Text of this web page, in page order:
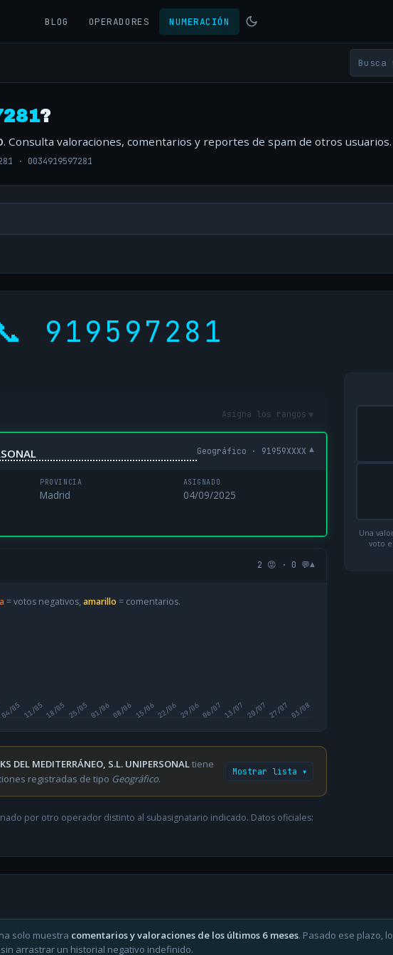
BLOG OPERADORES NUMERACIÓN
?
. Consulta valoraciones, comentarios y reportes de spam de otros usuarios.
· 0034919597281
919597281
Asigna los rangos ▾
Geográfico · 91959XXXX ▾
PROVINCIA
Madrid
ASIGNADO
04/09/2025
2 😡 · 0 💬▾
= votos negativos, amarillo = comentarios.
04/05 11/0518/05 25/0501/0608/06 15/0622/06 29/0606/07 13/07 20/07 27/07 03/08
DEL MEDITERRÁNEO, S.L. UNIPERSONALtiene
registradas de tipo Geográfico.
Mostrar lista ▾
por otro operador distinto al subasignatario indicado. Datos oficiales:
Una
voto
solo muestra comentarios y valoraciones de los últimos 6 meses. Pasado ese plazo,
arrastrar un historial negativo indefinido.